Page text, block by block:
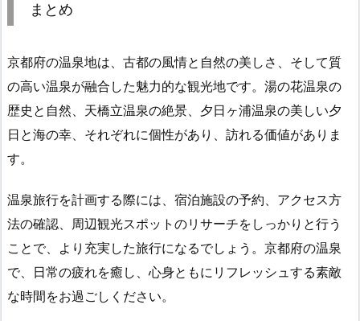
まとめ
京都府の温泉地は、古都の風情と自然の美しさ、そして質
の高い温泉が融合した魅力的な観光地です。湯の花温泉の
歴史と自然、天橋立温泉の絶景、夕日ヶ浦温泉の美しい夕
日と海の幸、それぞれに個性があり、訪れる価値がありま
す。
温泉旅行を計画する際には、宿泊施設の予約、アクセス方
法の確認、周辺観光スポットのリサーチをしっかりと行う
ことで、より充実した旅行になるでしょう。京都府の温泉
で、日常の疲れを癒し、心身ともにリフレッシュする素敵
な時間をお過ごしください。